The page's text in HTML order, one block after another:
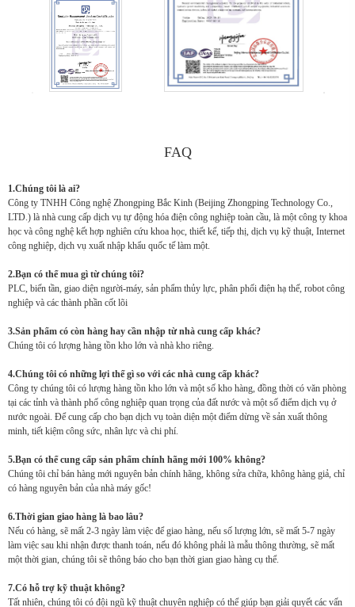
FAQ
1.Chúng tôi là ai?
Công ty TNHH Công nghệ Zhongping Bắc Kinh (Beijing Zhongping Technology Co.,
LTD.) là nhà cung cấp dịch vụ tự động hóa điện công nghiệp toàn cầu, là một công ty khoa
học và công nghệ kết hợp nghiên cứu khoa học, thiết kế, tiếp thị, dịch vụ kỹ thuật, Internet
công nghiệp, dịch vụ xuất nhập khẩu quốc tế làm một.
2.Bạn có thể mua gì từ chúng tôi?
PLC, biến tần, giao diện người-máy, sản phẩm thủy lực, phân phối điện hạ thế, robot công
nghiệp và các thành phần cốt lõi
3.Sản phẩm có còn hàng hay cần nhập từ nhà cung cấp khác?
Chúng tôi có lượng hàng tồn kho lớn và nhà kho riêng.
4.Chúng tôi có những lợi thế gì so với các nhà cung cấp khác?
Công ty chúng tôi có lượng hàng tồn kho lớn và một số kho hàng, đồng thời có văn phòng
tại các tỉnh và thành phố công nghiệp quan trọng của đất nước và một số điểm dịch vụ ở
nước ngoài. Để cung cấp cho bạn dịch vụ toàn diện một điểm dừng về sản xuất thông
minh, tiết kiệm công sức, nhân lực và chi phí.
5.Bạn có thể cung cấp sản phẩm chính hãng mới 100% không?
Chúng tôi chỉ bán hàng mới nguyên bản chính hãng, không sửa chữa, không hàng giả, chỉ
có hàng nguyên bản của nhà máy gốc!
6.Thời gian giao hàng là bao lâu?
Nếu có hàng, sẽ mất 2-3 ngày làm việc để giao hàng, nếu số lượng lớn, sẽ mất 5-7 ngày
làm việc sau khi nhận được thanh toán, nếu đó không phải là mẫu thông thường, sẽ mất
một thời gian, chúng tôi sẽ thông báo cho bạn thời gian giao hàng cụ thể.
7.Có hỗ trợ kỹ thuật không?
Tất nhiên, chúng tôi có đội ngũ kỹ thuật chuyên nghiệp có thể giúp bạn giải quyết các vấn